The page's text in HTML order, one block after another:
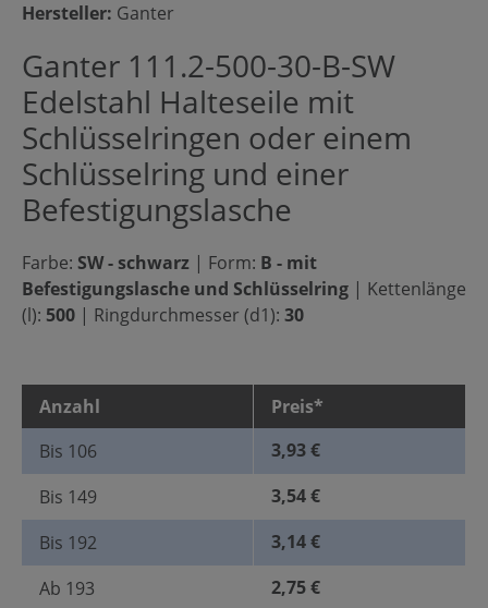
Hersteller: Ganter
Ganter 111.2-500-30-B-SW
Edelstahl Halteseile mit
Schlüsselringen oder einem
Schlüsselring und einer
Befestigungslasche
Farbe: SW - schwarz | Form: B - mit
Befestigungslasche und Schlüsselring | Kettenlänge
(l): 500 | Ringdurchmesser (d1): 30
Anzahl
Preis*
Bis 106
3,93 €
Bis 149
3,54 €
Bis 192
3,14 €
Ab 193 2,75 €